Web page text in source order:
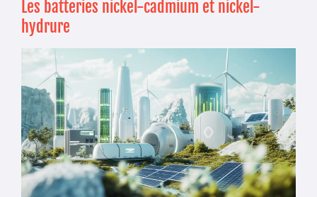
Les batteries nickel-cadmium et nickel-
hydrure